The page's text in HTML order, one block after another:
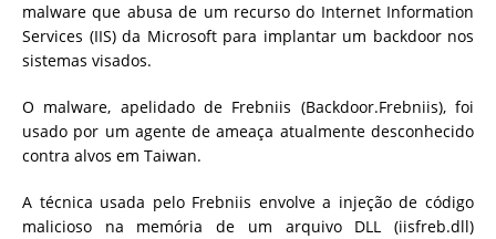
malware que abusa de um recurso do Internet Information
Services (IIS) da Microsoft para implantar um backdoor nos
sistemas visados.
O malware, apelidado de Frebniis (Backdoor.Frebniis), foi
usado por um agente de ameaça atualmente desconhecido
contra alvos em Taiwan.
A técnica usada pelo Frebniis envolve a injeção de código
malicioso na memória de um arquivo DLL (iisfreb.dll)